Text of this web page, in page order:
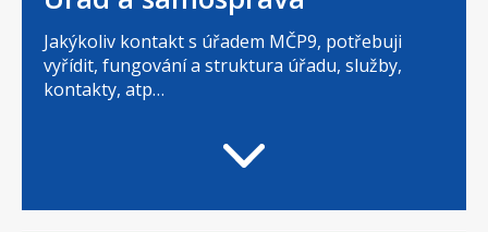
Jakýkoliv kontakt s úřadem MČP9, potřebuji
vyřídit, fungování a struktura úřadu, služby,
kontakty, atp…